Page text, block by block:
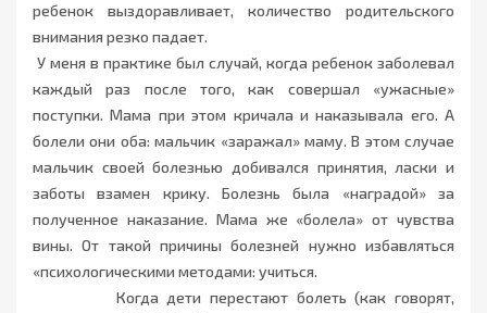
ребенок выздоравливает, количество родительского
внимания резко падает.
У меня в практике был случай, когда ребенок заболевал
каждый раз после того, как совершал «ужасные»
поступки. Мама при этом кричала и наказывала его. А
болели они оба: мальчик «заражал» маму. В этом случае
мальчик своей болезнью добивался принятия, ласки и
заботы взамен крику. Болезнь была «наградой» за
полученное наказание. Мама же «болела» от чувства
вины. От такой причины болезней нужно избавляться
«психологическими методами: учиться.
Когда дети перестают болеть (как говорят,